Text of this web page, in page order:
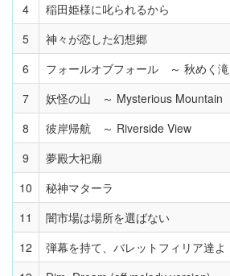
4
稲田姫様に叱られるから
5
神々が恋した幻想郷
6
フォールオブフォール ～ 秋めく滝
7
妖怪の山 ～ Mysterious Mountain
8
彼岸帰航 ～ Riverside View
9
夢殿大祀廟
10
秘神マターラ
11
闇市場は場所を選ばない
12
弾幕を持て、バレットフィリア達よ